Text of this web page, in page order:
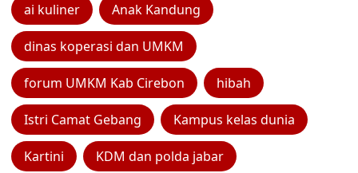
ai kuliner Anak Kandung
dinas koperasi dan UMKM
forum UMKM Kab Cirebon hibah
Istri Camat Gebang Kampus kelas dunia
Kartini KDM dan polda jabar